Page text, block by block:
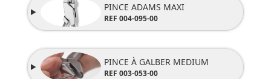
PINCE ADAMS MAXI
REF 004-095-00
PINCE À GALBER MEDIUM
REF 003-053-00